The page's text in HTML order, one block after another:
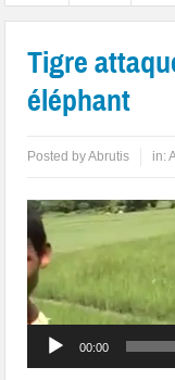
Tigre
éléphant
Posted byAbrutis in:
Lecteur
vidéo
00:00